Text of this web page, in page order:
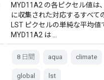
MYD11A2 の各ピクセル値は
に収集された対応するすべて
LST ピクセルの単純な平均値
MYD11A2 は …
8 日間 aqua climate
global lst